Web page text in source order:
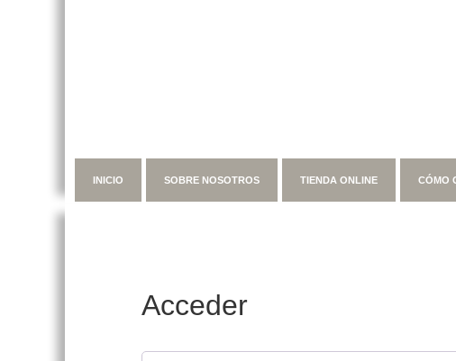
INICIO SOBRE NOSOTROS TIENDA ONLINE CÓMO
Acceder